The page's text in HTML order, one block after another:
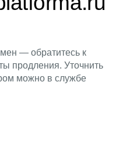
— обратитесь к
продления. Уточнить
можно в службе